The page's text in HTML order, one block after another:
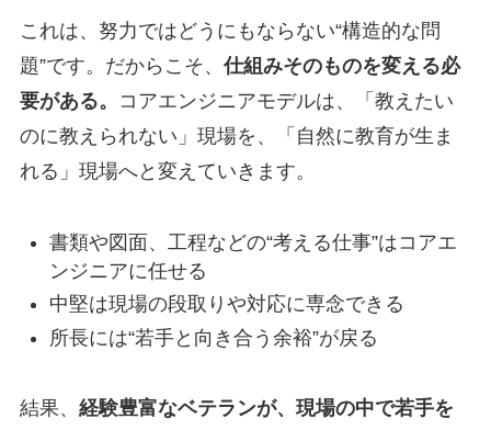
これは、努力ではどうにもならない“構造的な問
題”です。だからこそ、 仕組みそのものを変える必
要がある。
コアエンジニアモデルは、「教えたい
のに教えられない」現場を、「自然に教育が生ま
れる」現場へと変えていきます。
書類や図面、工程などの“考える仕事”はコアエ
ンジニアに任せる
中堅は現場の段取りや対応に専念できる
所長には“若手と向き合う余裕”が戻る
結果、 経験豊富なベテランが、現場の中で若手を